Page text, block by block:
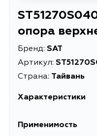
опора
Бренд: SAT
Артикул:
Страна: Тайвань
Характеристики
Описание
Применимость